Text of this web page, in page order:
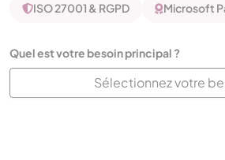
ISO 27001 & RGPD Microsoft
Quel est votre besoin principal ?
Sélectionnez votre